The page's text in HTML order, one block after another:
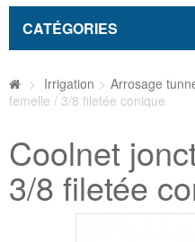
CATÉGORIES
> Irrigation > Arrosage
femelle / 3/8 filetée conique
Coolnet
3/8 filetée